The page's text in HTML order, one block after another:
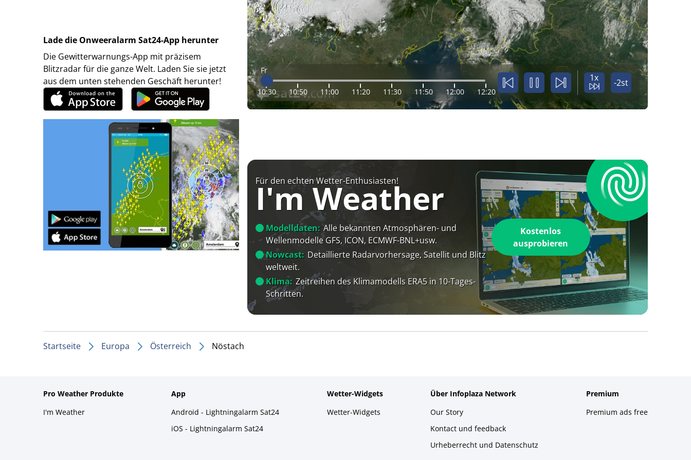
Lade die Onweeralarm Sat24-App herunter
Die Gewitterwarnungs-App mit präzisem
Blitzradar für die ganze Welt. Laden Sie sie jetzt
aus dem unten stehenden Geschäft herunter!
Fr
10:30 10:50 11:00 11:20 11:30 11:50 12:00 12:20
1x -2st
Für den echten Wetter-Enthusiasten!
I'm Weather
Modelldaten: Alle bekannten Atmosphären- und
Wellenmodelle GFS, ICON, ECMWF-BNL+usw.
Nowcast: Detaillierte Radarvorhersage, Satellit und Blitz
weltweit.
Klima: Zeitreihen des Klimamodells ERA5 in 10-Tages-
Schritten.
Kostenlos
ausprobieren
Startseite Europa Österreich Nöstach
Pro Weather Produkte
I'm Weather
App
Android - Lightningalarm Sat24
iOS - Lightningalarm Sat24
Wetter-Widgets
Wetter-Widgets
Über Infoplaza Network
Our Story
Kontact und feedback
Urheberrecht und Datenschutz
Premium
Premium ads free